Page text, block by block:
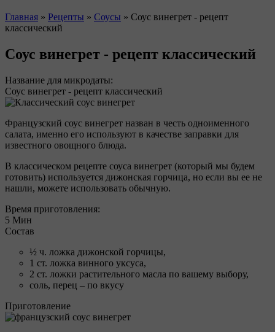
Главная » Рецепты » Соусы » Соус винегрет - рецепт
классический
Соус винегрет - рецепт классический
Название для микродаты:
Соус винегрет - рецепт классический
Французский соус винегрет назван в честь одноименного
салата, именно его используют в качестве заправки для
известного овощного блюда.
В классическом рецепте соуса винегрет (который мы будем
готовить) используется дижонская горчица, но если вы ее не
нашли, можете использовать обычную.
Время приготовления:
5 Мин
Состав
½ ч. ложка дижонской горчицы,
1 ст. ложка винного уксуса,
2 ст. ложки растительного масла по вашему выбору,
соль, перец – по вкусу
Приготовление